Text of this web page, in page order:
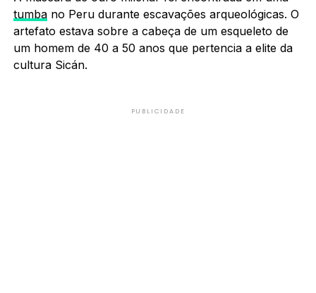
tumbano Peru durante escavações arqueológicas. O
artefato estava sobre a cabeça de um esqueleto de
um homem de 40 a 50 anos que pertencia a elite da
cultura Sicán.
PUBLICIDADE